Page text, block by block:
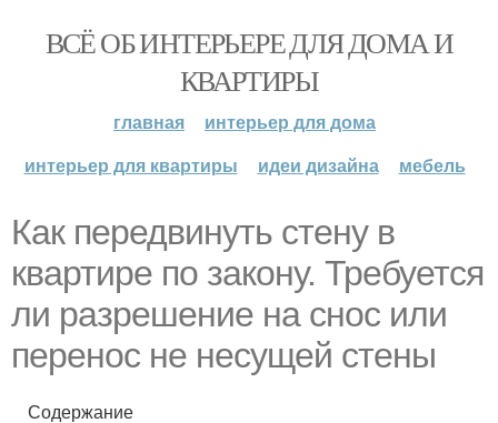
ВСЁ ОБ ИНТЕРЬЕРЕ ДЛЯ ДОМА И
КВАРТИРЫ
главная
интерьер для дома
интерьер для квартиры
идеи дизайна мебель
Как передвинуть стену в
квартире по закону. Требуется
ли разрешение на снос или
перенос не несущей стены
Содержание